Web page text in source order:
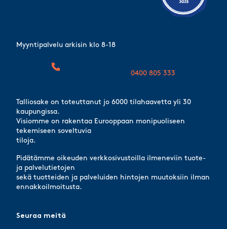
Myyntipalvelu arkisin klo 8-18
0400 805 333
Talliosake on toteuttanut jo 6000 tilahaavetta yli 30
kaupungissa.
Visiomme on rakentaa Eurooppaan monipuoliseen
tekemiseen soveltuvia
tiloja.
Pidätämme oikeuden verkkosivustoilla ilmeneviin tuote-
ja palvelutietojen
sekä tuotteiden ja palveluiden hintojen muutoksiin ilman
ennakkoilmoitusta.
Seuraa meitä